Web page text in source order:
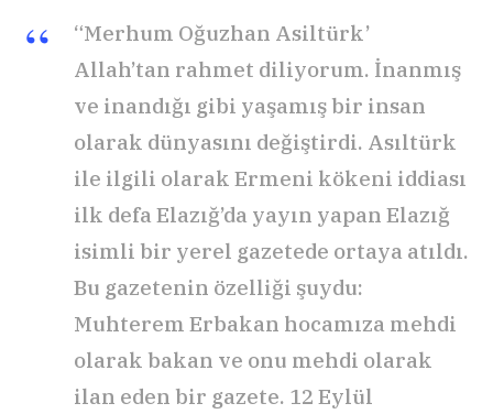
“Merhum Oğuzhan Asiltürk’
Allah’tan rahmet diliyorum. İnanmış
ve inandığı gibi yaşamış bir insan
olarak dünyasını değiştirdi. Asıltürk
ile ilgili olarak Ermeni kökeni iddiası
ilk defa Elazığ’da yayın yapan Elazığ
isimli bir yerel gazetede ortaya atıldı.
Bu gazetenin özelliği şuydu:
Muhterem Erbakan hocamıza mehdi
olarak bakan ve onu mehdi olarak
ilan eden bir gazete. 12 Eylül